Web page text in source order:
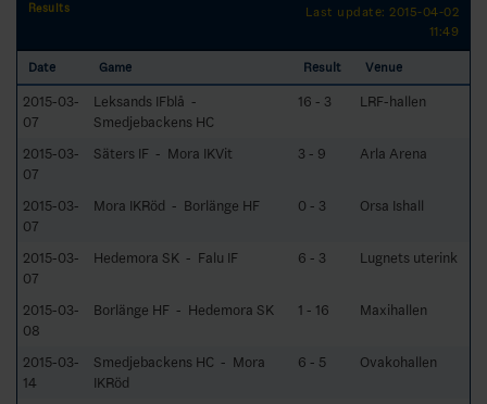
Results
Last update: 2015-04-02
11:49
Date Game Result Venue
2015-03-
07
Leksands IFblå -
Smedjebackens HC
16 - 3 LRF-hallen
2015-03-
07
Säters IF - Mora IKVit 3 - 9 Arla Arena
2015-03-
07
Mora IKRöd - Borlänge HF 0 - 3 Orsa Ishall
2015-03-
07
Hedemora SK - Falu IF 6 - 3 Lugnets uterink
2015-03-
08
Borlänge HF - Hedemora SK 1 - 16 Maxihallen
2015-03-
14
Smedjebackens HC - Mora
IKRöd
6 - 5 Ovakohallen